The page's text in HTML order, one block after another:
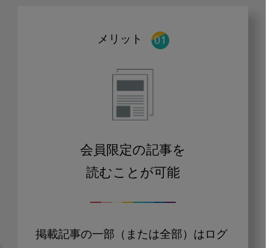
メリット
会員限定の記事を
読むことが可能
掲載記事の一部（または全部）はログ